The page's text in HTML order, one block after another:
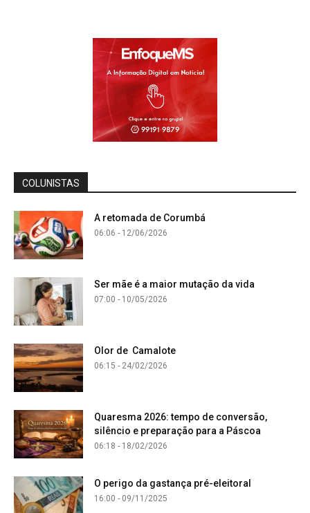
COLUNISTAS
A retomada de Corumbá
06:06 - 12/06/2026
Ser mãe é a maior mutação da vida
07:00 - 10/05/2026
Olor de Camalote
06:15 - 24/02/2026
Quaresma 2026: tempo de conversão,
silêncio e preparação para a Páscoa
06:18 - 18/02/2026
O perigo da gastança pré-eleitoral
16:00 - 09/11/2025